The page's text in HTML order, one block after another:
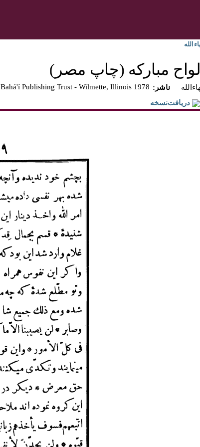
مباركه (چاپ مصر)‏
Bahá'í Publishing Trust - Wilmette, Illinois 1978 :ناشر